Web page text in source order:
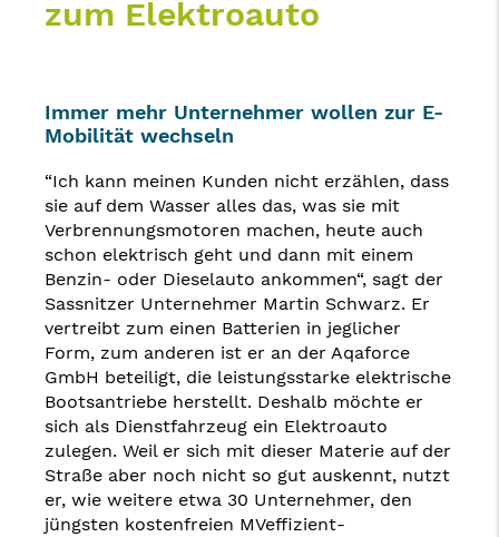
zum Elektroauto
Immer mehr Unternehmer wollen zur E-
Mobilität wechseln
“Ich kann meinen Kunden nicht erzählen, dass
sie auf dem Wasser alles das, was sie mit
Verbrennungsmotoren machen, heute auch
schon elektrisch geht und dann mit einem
Benzin- oder Dieselauto ankommen“, sagt der
Sassnitzer Unternehmer Martin Schwarz. Er
vertreibt zum einen Batterien in jeglicher
Form, zum anderen ist er an der Aqaforce
GmbH beteiligt, die leistungsstarke elektrische
Bootsantriebe herstellt. Deshalb möchte er
sich als Dienstfahrzeug ein Elektroauto
zulegen. Weil er sich mit dieser Materie auf der
Straße aber noch nicht so gut auskennt, nutzt
er, wie weitere etwa 30 Unternehmer, den
jüngsten kostenfreien MVeffizient-